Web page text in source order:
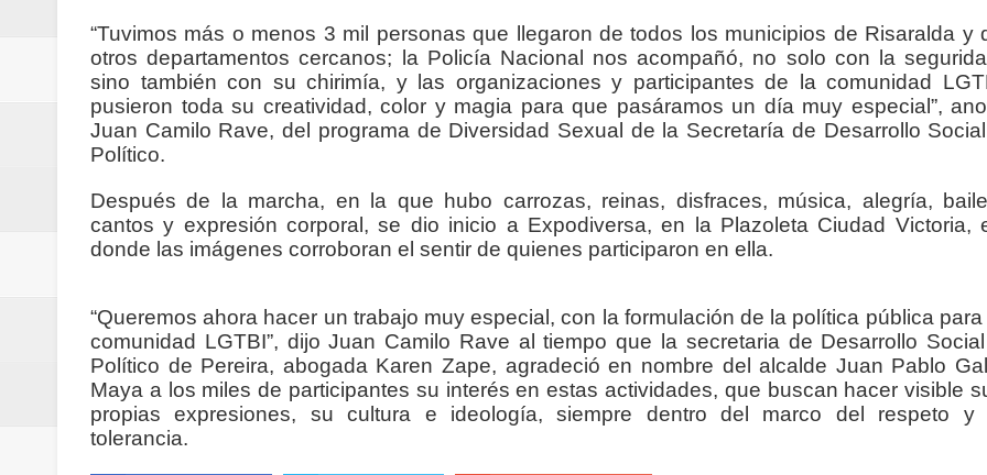
Regionetnoticias / Pereira avanza con resultados en salud mental, innovación y paz
Regionetnoticias / Estas son las millonarias inversiones del Gobierno Matiz en el municipio de
Regionetnoticias / Gobernación de Caldas hace seguimiento al avance de la construcción de 400
Regionetnoticias / Despliegue de seguridad sin precedentes: El Valle y la nación refuerzan
Regionetnoticias / Las ayudas técnicas aportaron dignidad a las personas con discapacidad de
ReGioNetNoticias / RISARALDA / Risaralda fortalece la preparación de sus municipios frente al
ReGionetNoticias / DOSQUEBRADAS / Dosquebradas fortalece la respuesta frente a tres
“Tuvimos más o menos 3 mil personas que llegaron de todos los municipios de Risaralda y
otros departamentos cercanos; la Policía Nacional nos acompañó, no solo con la
sino también con su chirimía, y las organizaciones y participantes de la comunidad
pusieron toda su creatividad, color y magia para que pasáramos un día muy especial”,
Juan Camilo Rave, del programa de Diversidad Sexual de la Secretaría de Desarrollo
Político.
Después de la marcha, en la que hubo carrozas, reinas, disfraces, música, alegría,
cantos y expresión corporal, se dio inicio a Expodiversa, en la Plazoleta Ciudad Victoria,
donde las imágenes corroboran el sentir de quienes participaron en ella.
“Queremos ahora hacer un trabajo muy especial, con la formulación de la política pública para
comunidad LGTBI”, dijo Juan Camilo Rave al tiempo que la secretaria de Desarrollo
Político de Pereira, abogada Karen Zape, agradeció en nombre del alcalde Juan Pablo
Maya a los miles de participantes su interés en estas actividades, que buscan hacer visible
propias expresiones, su cultura e ideología, siempre dentro del marco del respeto y
tolerancia.